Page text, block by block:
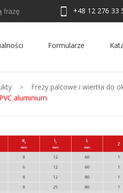
+48 12 276 33
Formularze
Frezy palcowe i wiertła do
aluminium